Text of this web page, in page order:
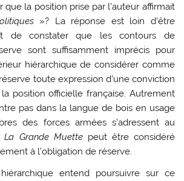
que la position prise par l’auteur affirmait
»? La réponse est loin d’être
de constater que les contours de
sont suffisamment imprécis pour
hiérarchique de considérer comme
toute expression d’une conviction
position officielle française. Autrement
pas dans la langue de bois en usage
des forces armées s’adressent au
La Grande Muettepeut être considéré
à l’obligation de réserve.
entend poursuivre sur ce